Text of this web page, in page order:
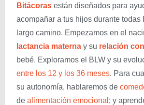
Bitácoras están diseñados para
acompañar a tus hijos durante todas
largo camino. Empezamos en el
lactancia materna y su relación
bebé. Exploramos el BLW y su
entre los 12 y los 36 meses. Para
su autonomía, hablaremos de
de alimentación emocional ; y